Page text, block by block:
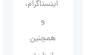
اینستاگرام،
و
همچنین